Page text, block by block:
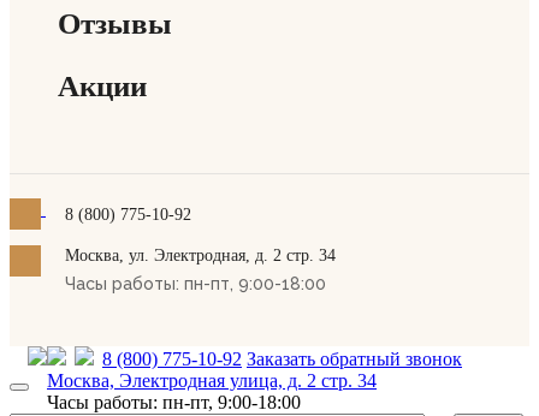
Отзывы
Акции
8 (800) 775-10-92
Москва, ул. Электродная, д. 2 стр. 34
Часы работы: пн-пт, 9:00-18:00
8 (800) 775-10-92 Заказать обратный звонок
Москва, Электродная улица, д. 2 стр. 34
Часы работы: пн-пт, 9:00-18:00